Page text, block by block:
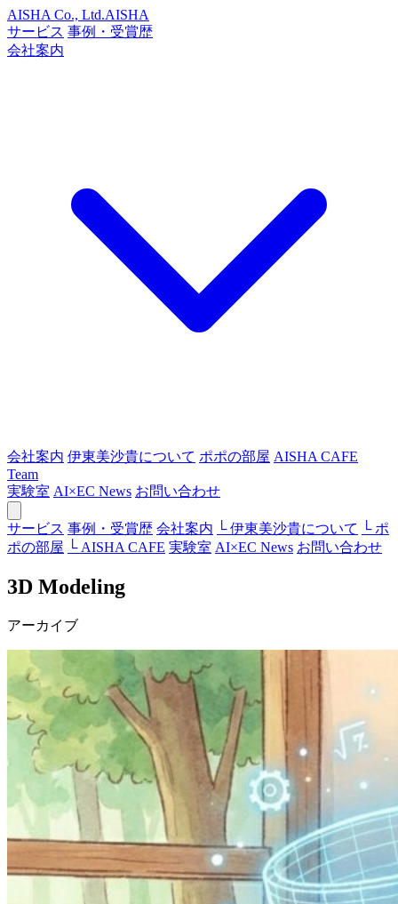
AISHA Co., Ltd.AISHA
サービス 事例・受賞歴
会社案内
会社案内 伊東美沙貴について ポポの部屋 AISHA CAFE
Team
実験室 AI×EC News お問い合わせ
サービス 事例・受賞歴 会社案内 └ 伊東美沙貴について
└ ポ
ポの部屋 └ AISHA CAFE 実験室 AI×EC News お問い合わせ
3D Modeling
アーカイブ